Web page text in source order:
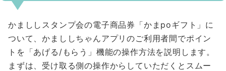
かまししスタンプ会の電子商品券「かまpoギフト」に
ついて、かまししちゃんアプリのご利用者間でポイン
トを「あげる/もらう」機能の操作方法を説明します。
まずは、受け取る側の操作からしていただくとスムー